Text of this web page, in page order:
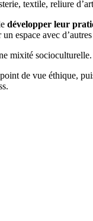
textile, reliure
développer leur
espace avec
mixité socioculturelle.
de vue éthique,